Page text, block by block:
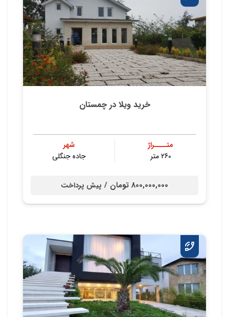
خرید ویلا در چمستان
متــــراژ
260 متر
شهر
جاده جنگلی
800,000,000 تومان / پیش پرداخت